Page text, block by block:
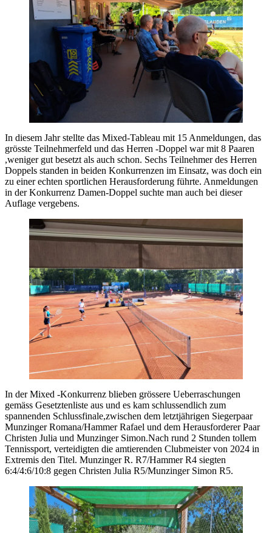
In diesem Jahr stellte das Mixed-Tableau mit 15 Anmeldungen, das
grösste Teilnehmerfeld und das Herren -Doppel war mit 8 Paaren
,weniger gut besetzt als auch schon. Sechs Teilnehmer des Herren
Doppels standen in beiden Konkurrenzen im Einsatz, was doch ein
zu einer echten sportlichen Herausforderung führte. Anmeldungen
in der Konkurrenz Damen-Doppel suchte man auch bei dieser
Auflage vergebens.
In der Mixed -Konkurrenz blieben grössere Ueberraschungen
gemäss Gesetztenliste aus und es kam schlussendlich zum
spannenden Schlussfinale,zwischen dem letztjährigen Siegerpaar
Munzinger Romana/Hammer Rafael und dem Herausforderer Paar
Christen Julia und Munzinger Simon.Nach rund 2 Stunden tollem
Tennissport, verteidigten die amtierenden Clubmeister von 2024 in
Extremis den Titel. Munzinger R. R7/Hammer R4 siegten
6:4/4:6/10:8 gegen Christen Julia R5/Munzinger Simon R5.